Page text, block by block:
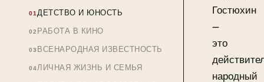
ДЕТСТВО И ЮНОСТЬ
РАБОТА В КИНО
ВСЕНАРОДНАЯ ИЗВЕСТНОСТЬ
ЛИЧНАЯ ЖИЗНЬ И СЕМЬЯ
Гостюхин
—
это
народный